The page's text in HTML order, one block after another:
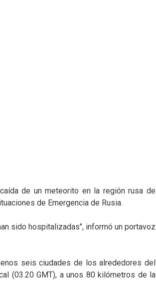
de un meteorito en la región rusa de
de Emergencia de Rusia.
sido hospitalizadas", informó un portavoz
seis ciudades de los alrededores del
(03.20 GMT), a unos 80 kilómetros de la